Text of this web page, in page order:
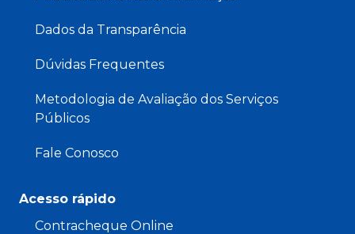
Dados da Transparência
Dúvidas Frequentes
Metodologia de Avaliação dos Serviços
Públicos
Fale Conosco
Acesso rápido
Contracheque Online